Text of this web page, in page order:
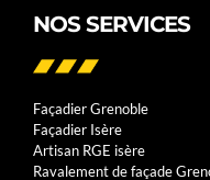
NOS SERVICES
Façadier Grenoble
Façadier Isère
Artisan RGE isère
Ravalement de façade